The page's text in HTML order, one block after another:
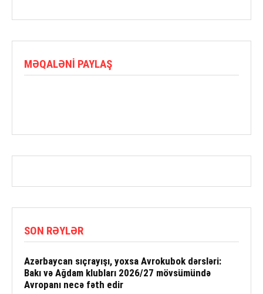
MƏQALƏNI PAYLAŞ
SON RƏYLƏR
Azərbaycan sıçrayışı, yoxsa Avrokubok dərsləri:
Bakı və Ağdam klubları 2026/27 mövsümündə
Avropanı necə fəth edir